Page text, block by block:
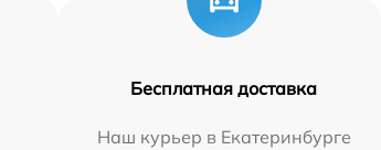
Бесплатная доставка
Наш курьер в Екатеринбурге